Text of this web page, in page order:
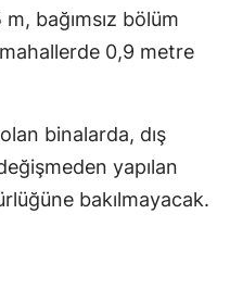
bağımsız bölüm
0,9 metre
binalarda, dış
yapılan
bakılmayacak.